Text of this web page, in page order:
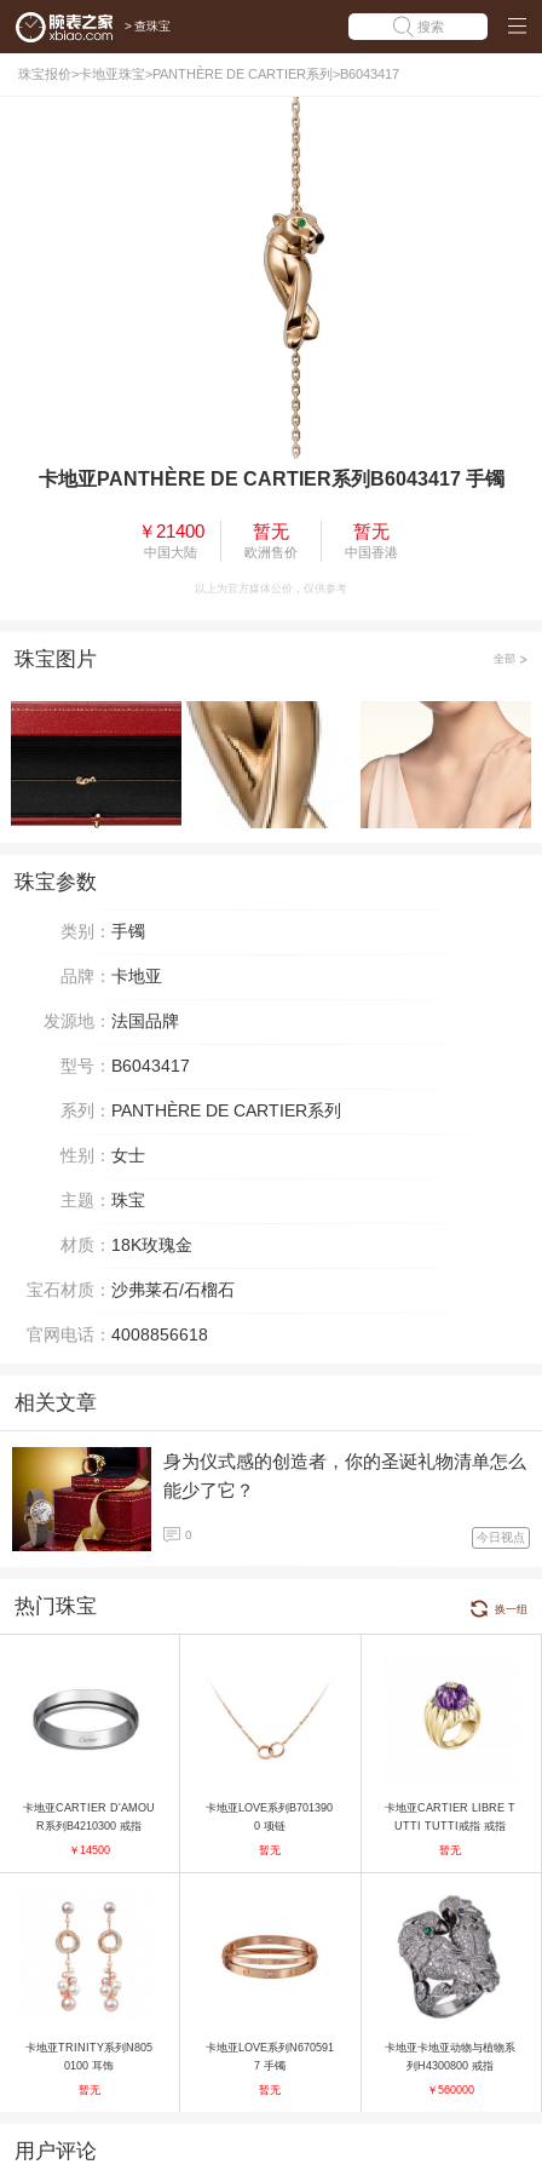
> 查珠宝 搜索
珠宝报价>卡地亚珠宝>PANTHÈRE DE CARTIER系列 >B6043417
卡地亚PANTHÈRE DE CARTIER系列B6043417 手镯
￥21400
中国大陆
暂无
欧洲售价
暂无
中国香港
以上为官方媒体公价，仅供参考
珠宝图片 全部
珠宝参数
类别： 手镯
品牌： 卡地亚
发源地： 法国品牌
型号： B6043417
系列： PANTHÈRE DE CARTIER系列
性别： 女士
主题： 珠宝
材质： 18K玫瑰金
宝石材质： 沙弗莱石/石榴石
官网电话： 4008856618
相关文章
身为仪式感的创造者，你的圣诞礼物清单怎么
能少了它？
0 今日视点
热门珠宝 换一组
卡地亚CARTIER D'AMOU
R系列B4210300 戒指
￥14500
卡地亚LOVE系列B701390
0 项链
暂无
卡地亚CARTIER LIBRE T
UTTI TUTTI戒指 戒指
暂无
卡地亚TRINITY系列N805
0100 耳饰
暂无
卡地亚LOVE系列N670591
7 手镯
暂无
卡地亚卡地亚动物与植物系
列H4300800 戒指
￥560000
用户评论